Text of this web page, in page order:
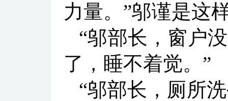
力量。”邬谨是这
“邬部长，窗户
了，睡不着觉。”
“邬部长，厕所